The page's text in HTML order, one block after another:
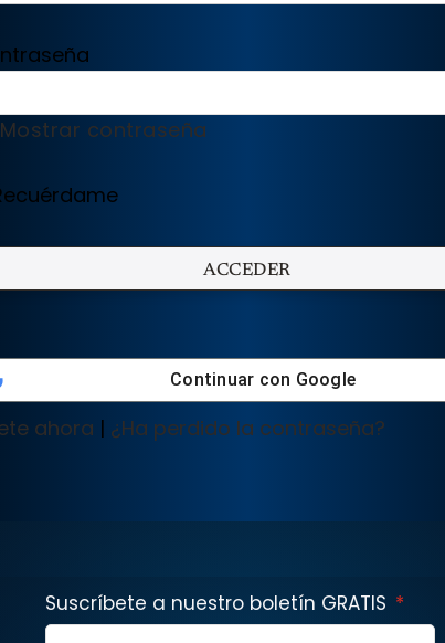
Mostrar contraseña
Continuar con Google
ahora | ¿Ha perdido la contraseña?
Suscríbete a nuestro boletín GRATIS